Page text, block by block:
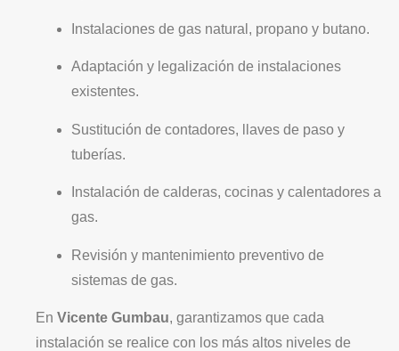
Instalaciones de gas natural, propano y butano.
Adaptación y legalización de instalaciones
existentes.
Sustitución de contadores, llaves de paso y
tuberías.
Instalación de calderas, cocinas y calentadores a
gas.
Revisión y mantenimiento preventivo de
sistemas de gas.
En Vicente Gumbau, garantizamos que cada
instalación se realice con los más altos niveles de